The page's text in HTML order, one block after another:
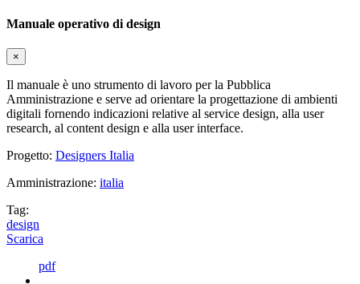
Manuale operativo di design
×
Il manuale è uno strumento di lavoro per la Pubblica
Amministrazione e serve ad orientare la progettazione di ambienti
digitali fornendo indicazioni relative al service design, alla user
research, al content design e alla user interface.
Progetto: Designers Italia
Amministrazione: italia
Tag:
design
Scarica
pdf